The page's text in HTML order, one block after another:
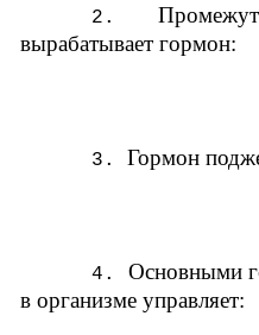
вырабатывает гормон:
Гормон
Основными
в организме управляет: